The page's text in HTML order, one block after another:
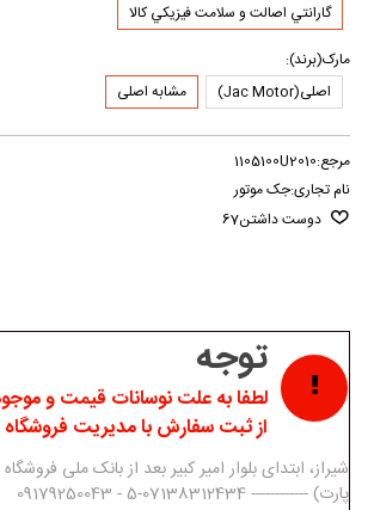
گارانتي اصالت و سلامت فيزيکي کالا
مارک(برند):
اصلی(Jac Motor)
مشابه اصلی
مرجع:1105100U2010
نام تجاری:جک موتور
دوست داشتن67
توجه
لطفا به علت نوسانات قیمت و
از ثبت سفارش با مدیریت
شیراز، ابتدای بلوار امیر کبیر بعد از بانک ملی
پارت) ------------ 07138312434-5 - 09179250043